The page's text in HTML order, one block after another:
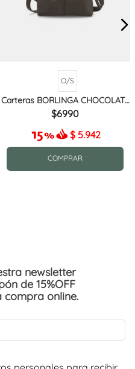
O/S
Carteras BORLINGA CHOCOLATE
MIX
6990
$ 5.942
COMPRAR
newsletter
de 15%OFF
online.